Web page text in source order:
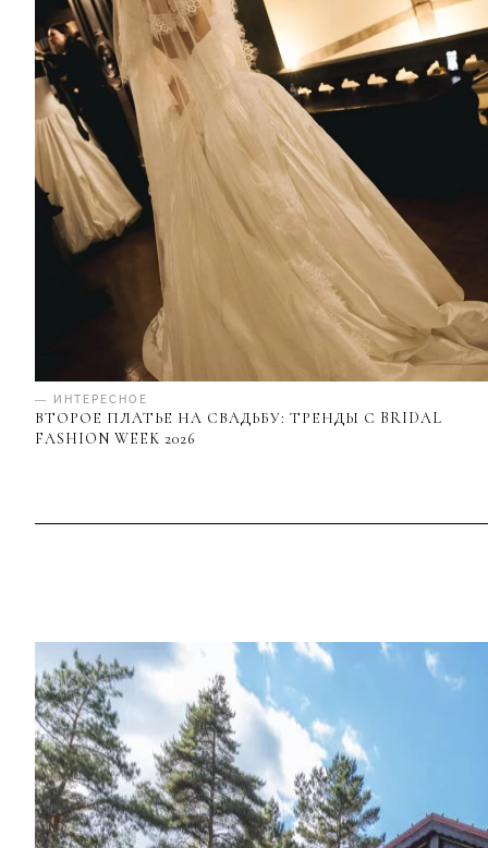
— ИНТЕРЕСНОЕ
ВТОРОЕ ПЛАТЬЕ НА СВАДЬБУ: ТРЕНДЫ С BRIDAL
FASHION WEEK 2026